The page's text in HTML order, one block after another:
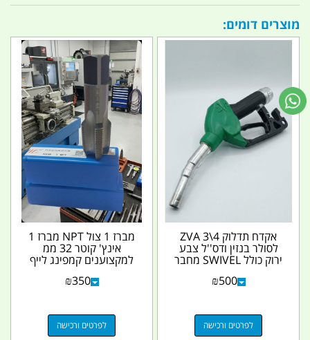
מוצרים דומים:
אקדח תדלוק 4\3 ZVA
לסולר בנזין ודס''ל צבע
ירוק כולל SWIVEL מחבר
₪500
לפרטים ורכישה
מברז 1 צול NPT מברז 1
אינץ' קוטר 32 ממ
למקצוענים קמפינג לייף
₪350
לפרטים ורכישה